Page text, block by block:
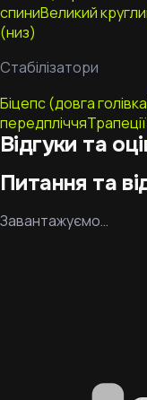
спиниВеликий
(низ)
Стабілізатори
Біцепс (довга
передпліччя
Відгуки та
Питання та
Завантажуємо…